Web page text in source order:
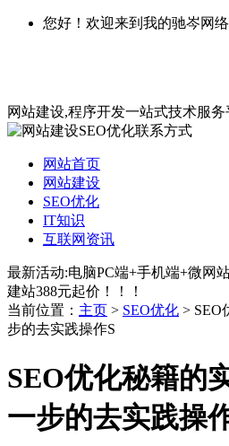
您好！欢迎来到我的驰岑网
网站建设,程序开发一站式技术服务
网站首页
网站建设
SEO优化
IT知识
互联网资讯
最新活动:电脑PC端+手机端+微网
建站388元起价！！！
当前位置： 主页 > SEO优化 > SEO
步的去实践操作S
SEO优化秘籍的
一步的去实践操